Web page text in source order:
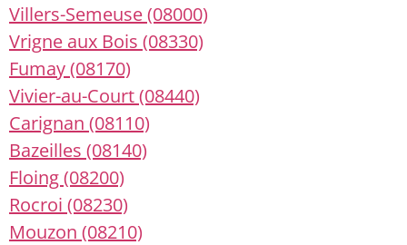
Villers-Semeuse (08000)
Vrigne aux Bois (08330)
Fumay (08170)
Vivier-au-Court (08440)
Carignan (08110)
Bazeilles (08140)
Floing (08200)
Rocroi (08230)
Mouzon (08210)